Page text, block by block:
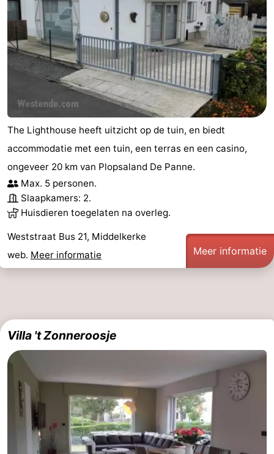
The Lighthouse heeft uitzicht op de tuin, en biedt
accommodatie met een tuin, een terras en een casino,
ongeveer 20 km van Plopsaland De Panne.
Max. 5 personen.
Slaapkamers: 2.
Huisdieren toegelaten na overleg.
Weststraat Bus 21, Middelkerke
web. Meer informatie Meer informatie
Villa 't Zonneroosje